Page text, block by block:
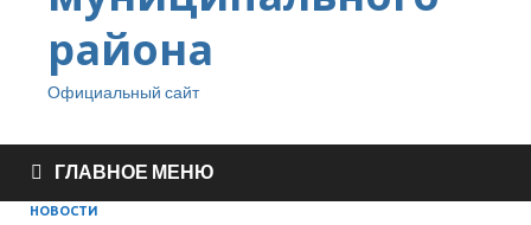
района
Официальный сайт
ГЛАВНОЕ МЕНЮ
НОВОСТИ